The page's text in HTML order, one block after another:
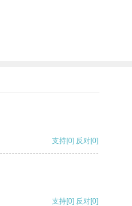
支持[0] 反对[0]
支持[0] 反对[0]